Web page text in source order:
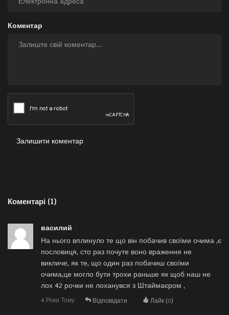
Коментар
Залишити коментар
Коментарі (1)
василий
На нього вплинуло те що він побачив своїми очима ,є
пословиця, сто раз почуте воно враження не
викличе, як те, що один раз побачиш своїми
очима,це могло бути трохи раньше як щоб наш не
лох 42 рочки не лоханувся з Штаймаєром ,
4 Роки Тому Відповідати Лайк (0)